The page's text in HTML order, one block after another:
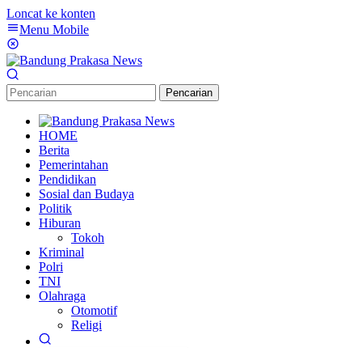
Loncat ke konten
Menu Mobile
Pencarian
HOME
Berita
Pemerintahan
Pendidikan
Sosial dan Budaya
Politik
Hiburan
Tokoh
Kriminal
Polri
TNI
Olahraga
Otomotif
Religi